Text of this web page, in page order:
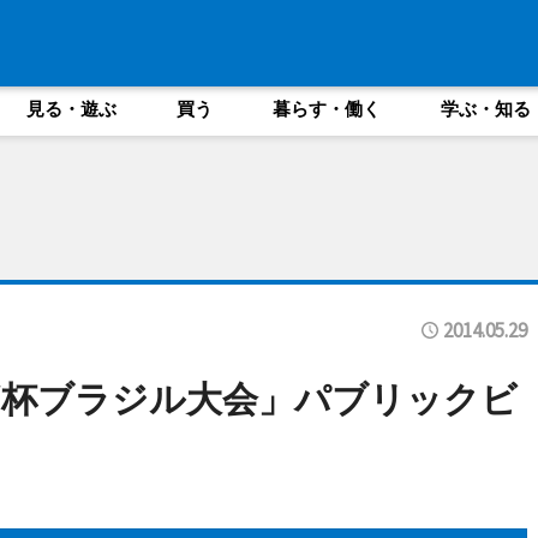
見る・遊ぶ 買う 暮らす・働く 学ぶ・知る
2014.05.29
ブラジル大会」パブリックビ